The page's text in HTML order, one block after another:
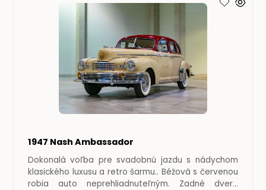
1947 Nash Ambassador
Dokonalá voľba pre svadobnú jazdu s nádychom
klasického luxusu a retro šarmu.. Béžová s červenou
robia auto neprehliadnuteľným. Zadné dvere